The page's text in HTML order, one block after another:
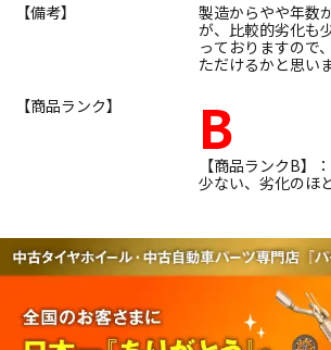
【備考】
製造からやや年数
が、比較的劣化も
っておりますので
ただけるかと思いま
【商品ランク】
B
【商品ランクB】
少ない、劣化のほ